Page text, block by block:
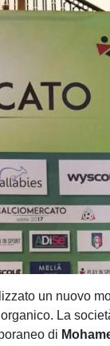
un nuovo
La
di